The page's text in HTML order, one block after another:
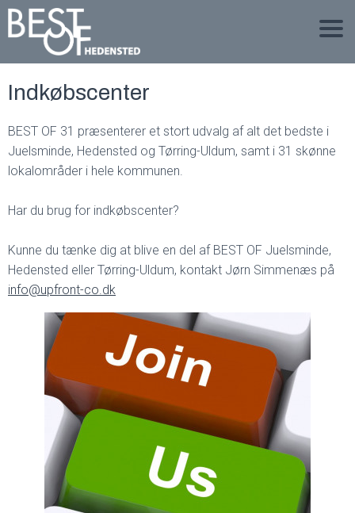
Indkøbscenter
BEST OF 31 præsenterer et stort udvalg af alt det bedste i
Juelsminde, Hedensted og Tørring-Uldum, samt i 31 skønne
lokalområder i hele kommunen.
Har du brug for indkøbscenter?
Kunne du tænke dig at blive en del af BEST OF Juelsminde,
Hedensted eller Tørring-Uldum, kontakt Jørn Simmenæs på
info@upfront-co.dk